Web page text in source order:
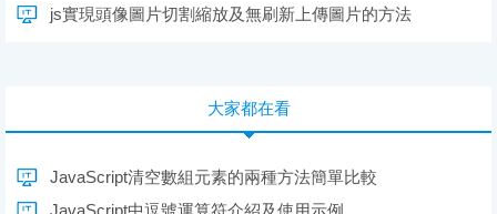
js實現頭像圖片切割縮放及無刷新上傳圖片的方法
大家都在看
JavaScript清空數組元素的兩種方法簡單比較
JavaScript中逗號運算符介紹及使用示例